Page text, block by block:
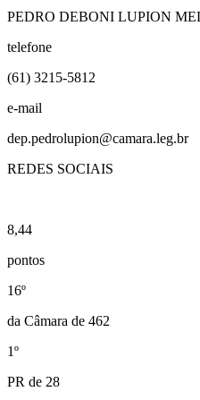
PEDRO DEBONI LUPION
telefone
(61) 3215-5812
e-mail
dep.pedrolupion@camara.leg.br
REDES SOCIAIS
8,44
pontos
16º
da Câmara de 462
1º
PR de 28